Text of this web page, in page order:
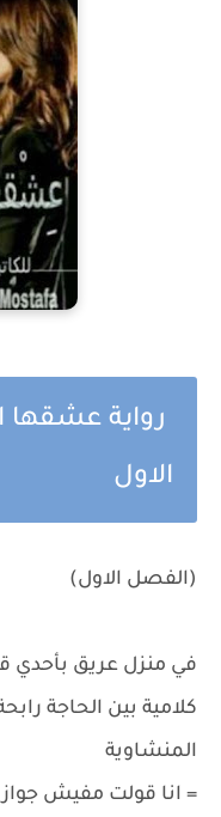
رواية
الاول
(الفصل الاول)
في منزل عريق بأحدي
كلامية بين الحاجة
المنشاوية
= انا قولت مفيش